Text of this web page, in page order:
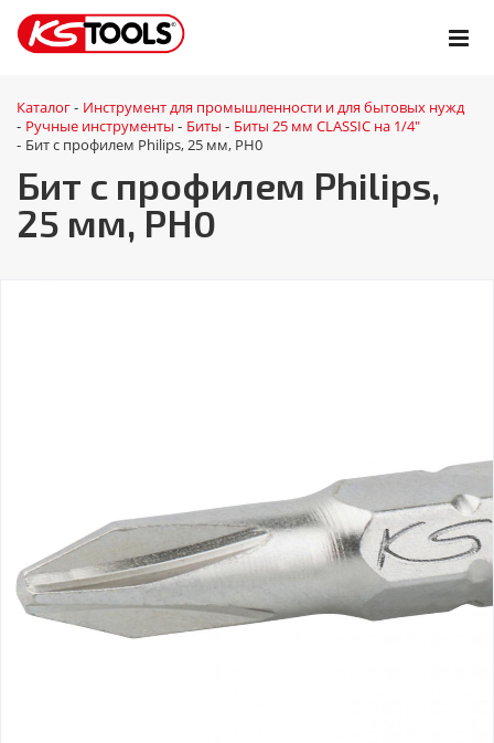
Каталог - Инструмент для промышленности и для бытовых нужд
- Ручные инструменты - Биты - Биты 25 мм CLASSIC на 1/4"
- Бит с профилем Philips, 25 мм, РН0
Бит с профилем Philips,
25 мм, РН0